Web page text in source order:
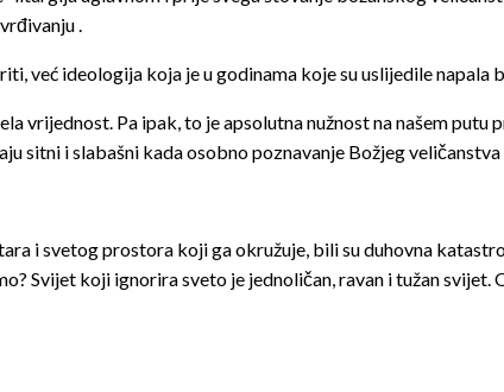
.
već ideologija koja je u godinama koje su uslijedile napala
vrijednost. Pa ipak, to je apsolutna nužnost na našem
sitni i slabašni kada osobno poznavanje Božjeg
i svetog prostora koji ga okružuje, bili su duhovna
Svijet koji ignorira sveto je jednoličan, ravan i tužan